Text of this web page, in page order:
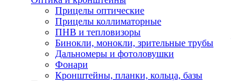
Прицелы оптические
Прицелы коллиматорные
ПНВ и тепловизоры
Бинокли, монокли, зрительные трубы
Дальномеры и фотоловушки
Фонари
Кронштейны, планки, кольца, базы